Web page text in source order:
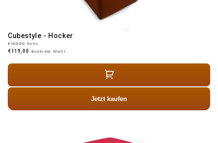
Cubestyle - Hocker
€100,00 Netto
€119,00 Brutto inkl. MwSt.
Jetzt kaufen